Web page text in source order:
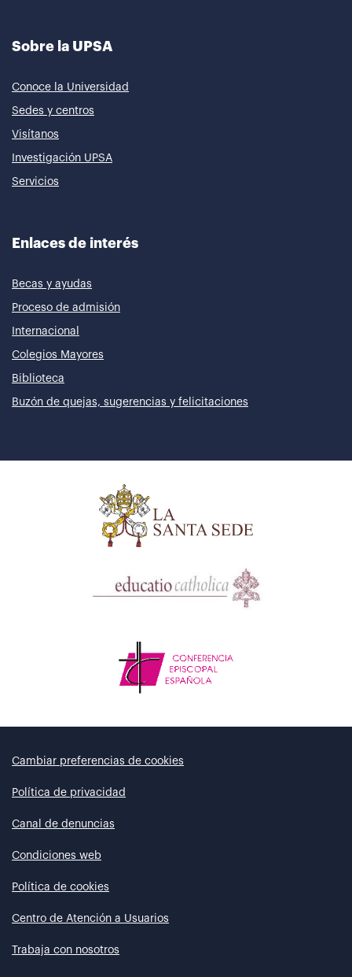
Sobre la UPSA
Conoce la Universidad
Sedes y centros
Visítanos
Investigación UPSA
Servicios
Enlaces de interés
Becas y ayudas
Proceso de admisión
Internacional
Colegios Mayores
Biblioteca
Buzón de quejas, sugerencias y felicitaciones
Cambiar preferencias de cookies
Política de privacidad
Canal de denuncias
Condiciones web
Política de cookies
Centro de Atención a Usuarios
Trabaja con nosotros